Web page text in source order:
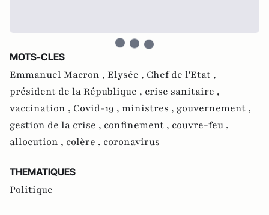
MOTS-CLES
Emmanuel Macron , Elysée , Chef de l'Etat ,
président de la République , crise sanitaire ,
vaccination , Covid-19 , ministres , gouvernement ,
gestion de la crise , confinement , couvre-feu ,
allocution , colère , coronavirus
THEMATIQUES
Politique